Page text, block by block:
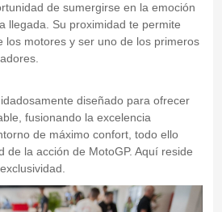
de sumergirse en la emoción
llegada. Su proximidad te permite
los motores y ser uno de los primeros
diseñado para ofrecer
fusionando la excelencia
de máximo confort, todo ello
de la acción de MotoGP. Aquí reside